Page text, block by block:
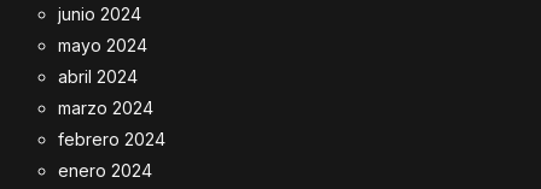
junio 2024
mayo 2024
abril 2024
marzo 2024
febrero 2024
enero 2024